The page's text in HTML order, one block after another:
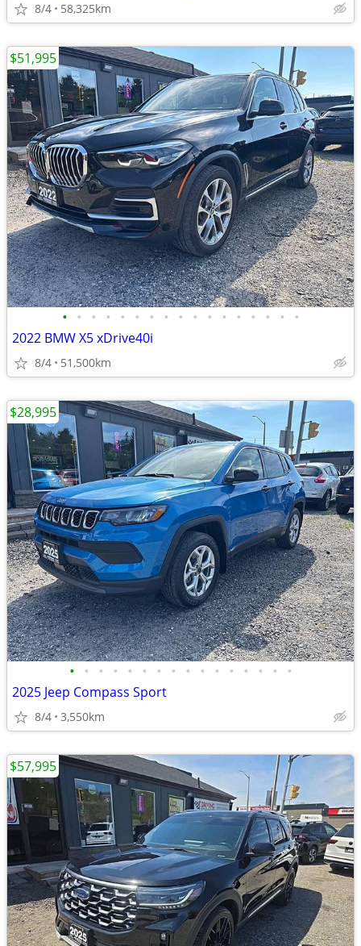
8/4 58,325km
• • • • • • • • • • • • • • • • •
2022 BMW X5 xDrive40i
8/4 51,500km
$51,995
• • • • • • • • • • • • • • • •
2025 Jeep Compass Sport
8/4 3,550km
$28,995
$57,995